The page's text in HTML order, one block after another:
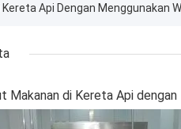
Api Dengan Menggunakan
Makanan di Kereta Api